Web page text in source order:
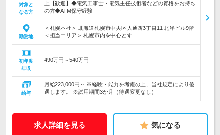
対象と
なる方
上【歓迎】◆電気工事士・電気主任技術者などの資格をお持ち
の方◆ATM保守経験
勤務地
＜札幌本社＞ 北海道札幌市中央区大通西3丁目11 北洋ビル9階
＜担当エリア＞ 札幌市内を中心とす…
初年度
年収
490万円～540万円
給与
月給223,000円～ ※経験・能力を考慮の上、当社規定により優
遇します。 ※試用期間3か月（待遇変更なし）
求人詳細を見る 気になる